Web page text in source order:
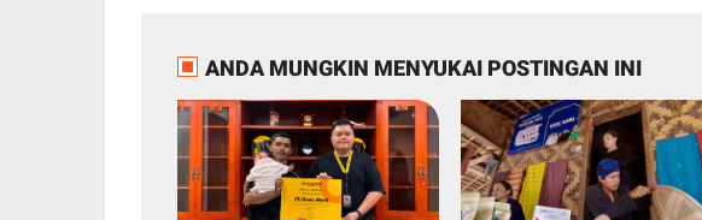
ANDA MUNGKIN MENYUKAI POSTINGAN INI